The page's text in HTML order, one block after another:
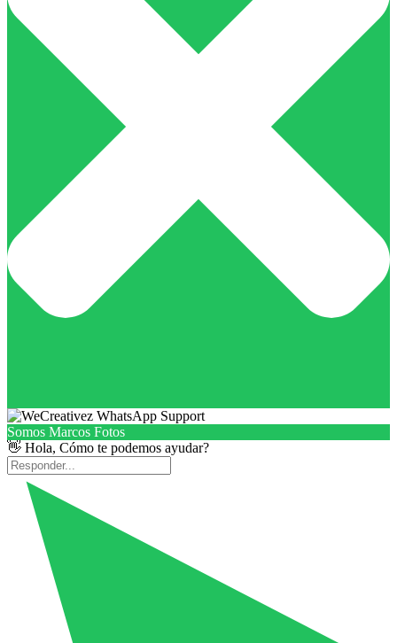
Somos Marcos Fotos
👋 Hola, Cómo te podemos ayudar?